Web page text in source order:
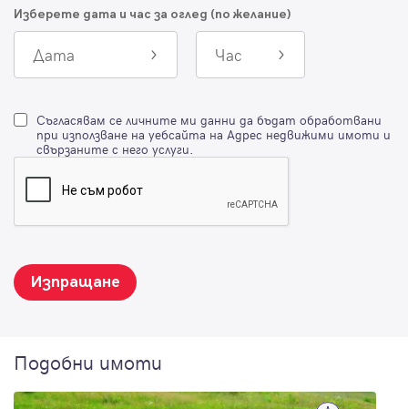
Изберете дата и час за оглед (по желание)
Дата Час
Съгласявам се личните ми данни да бъдат обработвани
при използване на уебсайта на Адрес недвижими имоти и
свързаните с него услуги.
Изпращане
Подобни имоти